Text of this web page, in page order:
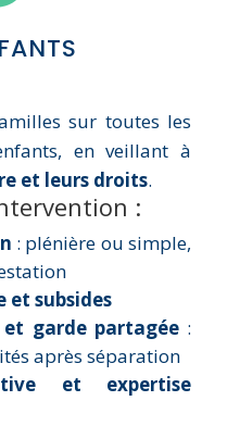
sur toutes les
en veillant à
et leurs droits.
:
: plénière ou simple,
et subsides
garde partagée:
après séparation
et expertise